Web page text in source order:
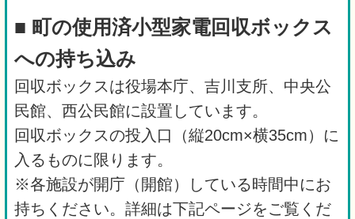
■ 町の使用済小型家電回収ボックス
への持ち込み
回収ボックスは役場本庁、吉川支所、中央公
民館、西公民館に設置しています。
回収ボックスの投入口（縦20cm×横35cm）に
入るものに限ります。
※各施設が開庁（開館）している時間中にお
持ちください。詳細は下記ページをご覧くだ